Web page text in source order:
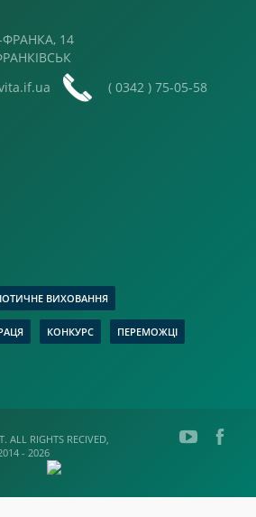
ФРАНКА, 14
( 0342 ) 75-05-58
ВИХОВАННЯ
КОНКУРС ПЕРЕМОЖЦІ
ALL RIGHTS RECIVED,
- 2026